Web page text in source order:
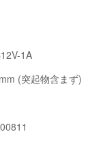
1A
(突起物含まず)